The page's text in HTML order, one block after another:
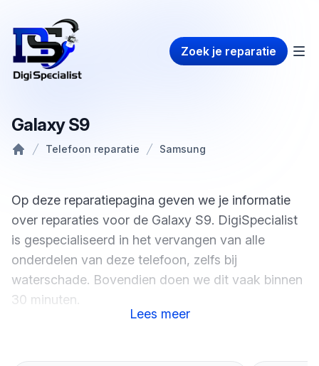
Zoek je reparatie
Galaxy S9
Telefoon reparatie Samsung
Op deze reparatiepagina geven we je informatie
over reparaties voor de Galaxy S9. DigiSpecialist
is gespecialiseerd in het vervangen van alle
onderdelen van deze telefoon, zelfs bij
waterschade. Bovendien doen we dit vaak binnen
30 minuten.
Lees meer